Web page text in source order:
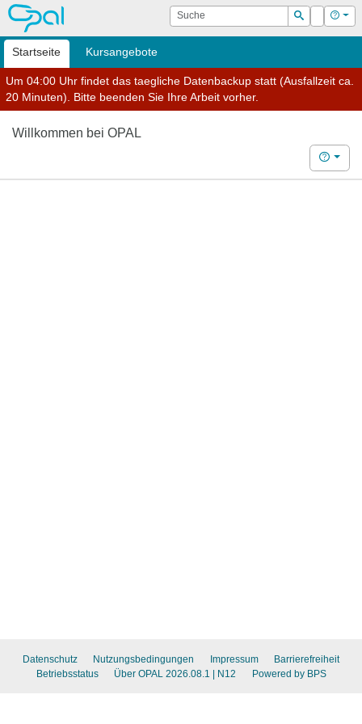
OPAL Suche
Suchen
Login Hilfe
Startseite Kursangebote
Um 04:00 Uhr findet das taegliche Datenbackup statt (Ausfallzeit ca.
20 Minuten). Bitte beenden Sie Ihre Arbeit vorher.
Willkommen bei OPAL
Hilfe
Datenschutz Nutzungsbedingungen Impressum
Barrierefreiheit
Betriebsstatus
Über OPAL 2026.08.1 | N12 Powered by BPS